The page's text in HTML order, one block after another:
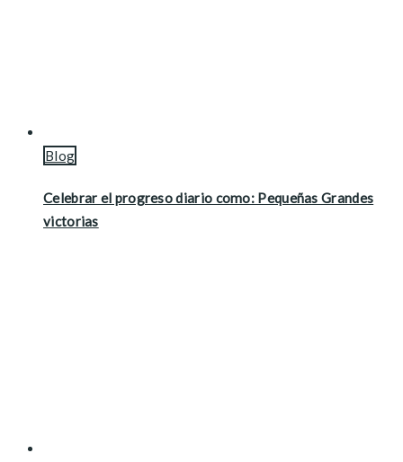
Blog
Celebrar el progreso diario como: Pequeñas Grandes
victorias